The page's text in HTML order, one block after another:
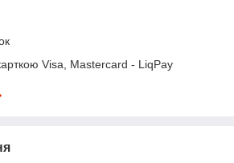
Visa, Mastercard - LiqPay